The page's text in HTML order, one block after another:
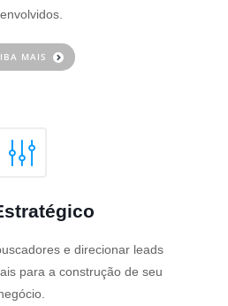
MAIS
e direcionar leads
para a construção de seu